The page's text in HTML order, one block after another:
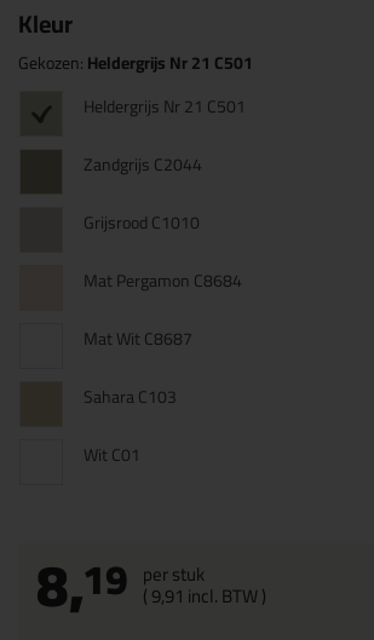
Kleur
Gekozen:Heldergrijs Nr 21 C501
Heldergrijs Nr 21 C501
Zandgrijs C2044
Grijsrood C1010
Mat Pergamon C8684
Mat Wit C8687
Sahara C103
Wit C01
8,19 per stuk
(9,91 incl. BTW )